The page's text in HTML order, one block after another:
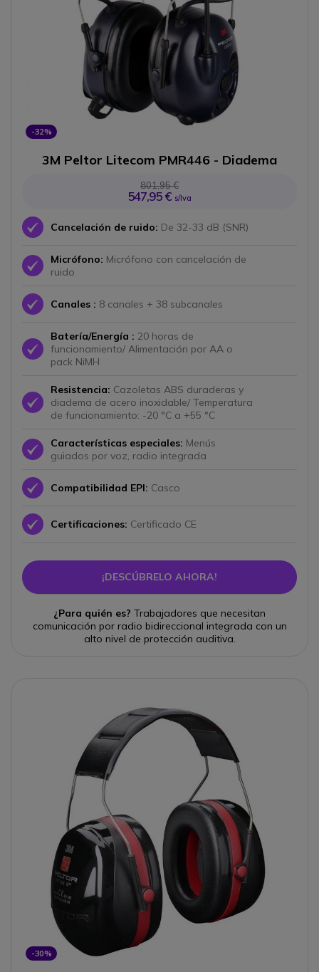
-32%
3M Peltor Litecom PMR446 - Diadema
801,95 €
547,95 € s/Iva
Icono Cancelación de ruido: De 32-33 dB (SNR)
Icono Micrófono: Micrófono con cancelación de
ruido
Icono Canales : 8 canales + 38 subcanales
Icono
Batería/Energía : 20 horas de
funcionamiento/ Alimentación por AA o
pack NiMH
Icono
Resistencia: Cazoletas ABS duraderas y
diadema de acero inoxidable/ Temperatura
de funcionamiento: -20 °C a +55 °C
Icono Características especiales: Menús
guiados por voz, radio integrada
Icono Compatibilidad EPI: Casco
Icono Certificaciones: Certificado CE
¡DESCÚBRELO AHORA!
¿Para quién es? Trabajadores que necesitan
comunicación por radio bidireccional integrada con un
alto nivel de protección auditiva.
-30%